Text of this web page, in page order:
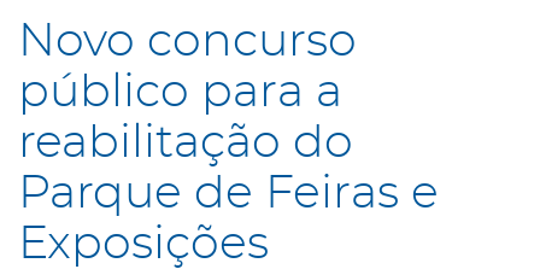
Novo concurso
público para a
reabilitação do
Parque de Feiras e
Exposições